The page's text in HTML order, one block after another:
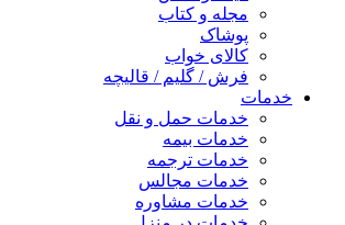
مجله و کتاب
پوشاک
کالای خواب
فرش / گلیم / قالیچه
خدمات
خدمات حمل و نقل
خدمات بیمه
خدمات ترجمه
خدمات مجالس
خدمات مشاوره